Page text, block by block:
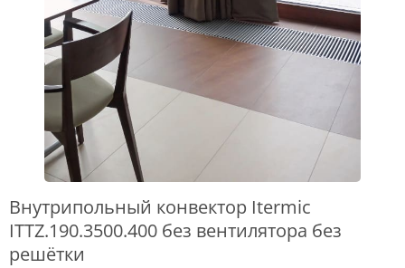
Внутрипольный конвектор Itermic
ITTZ.190.3500.400 без вентилятора без
решётки